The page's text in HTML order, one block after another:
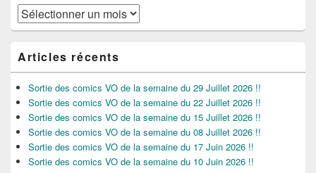
Archives
Articles récents
Sortie des comics VO de la semaine du 29 Juillet 2026 !!
Sortie des comics VO de la semaine du 22 Juillet 2026 !!
Sortie des comics VO de la semaine du 15 Juillet 2026 !!
Sortie des comics VO de la semaine du 08 Juillet 2026 !!
Sortie des comics VO de la semaine du 17 Juin 2026 !!
Sortie des comics VO de la semaine du 10 Juin 2026 !!